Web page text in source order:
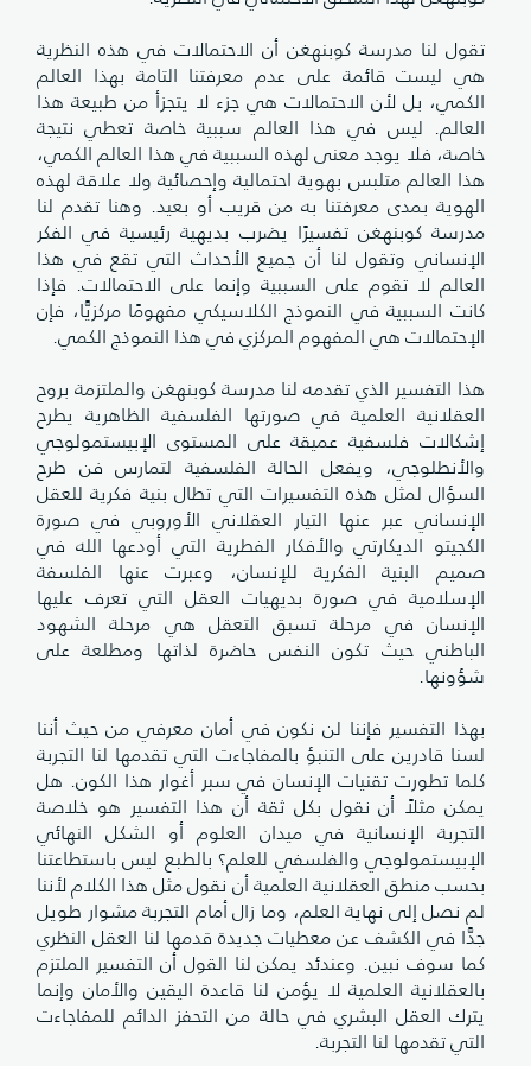
تقول لنا مدرسة كوبنهغن أن الاحتمالات في هذه النظرية
هي ليست قائمة على عدم معرفتنا التامة بهذا العالم
الكمي، بل لأن الاحتمالات هي جزء لا يتجزأ من طبيعة هذا
العالم. ليس في هذا العالم سببية خاصة تعطي نتيجة
خاصة، فلا يوجد معنى لهذه السببية في هذا العالم الكمي،
هذا العالم متلبس بهوية احتمالية وإحصائية ولا علاقة لهذه
الهوية بمدى معرفتنا به من قريب أو بعيد. وهنا تقدم لنا
مدرسة كوبنهغن تفسيرًا يضرب بديهية رئيسية في الفكر
الإنساني وتقول لنا أن جميع الأحداث التي تقع في هذا
العالم لا تقوم على السببية وإنما على الاحتمالات. فإذا
كانت السببية في النموذج الكلاسيكي مفهومًا مركزيًّا، فإن
الإحتمالات هي المفهوم المركزي في هذا النموذج الكمي.
هذا التفسير الذي تقدمه لنا مدرسة كوبنهغن والملتزمة بروح
العقلانية العلمية في صورتها الفلسفية الظاهرية يطرح
إشكالات فلسفية عميقة على المستوى الإبيستمولوجي
والأنطلوجي، ويفعل الحالة الفلسفية لتمارس فن طرح
السؤال لمثل هذه التفسيرات التي تطال بنية فكرية للعقل
الإنساني عبر عنها التيار العقلاني الأوروبي في صورة
الكجيتو الديكارتي والأفكار الفطرية التي أودعها الله في
صميم البنية الفكرية للإنسان، وعبرت عنها الفلسفة
الإسلامية في صورة بديهيات العقل التي تعرف عليها
الإنسان في مرحلة تسبق التعقل هي مرحلة الشهود
الباطني حيث تكون النفس حاضرة لذاتها ومطلعة على
شؤونها.
بهذا التفسير فإننا لن نكون في أمان معرفي من حيث أننا
لسنا قادرين على التنبؤ بالمفاجاءت التي تقدمها لنا التجربة
كلما تطورت تقنيات الإنسان في سبر أغوار هذا الكون. هل
يمكن مثلاً أن نقول بكل ثقة أن هذا التفسير هو خلاصة
التجربة الإنسانية في ميدان العلوم أو الشكل النهائي
الإبيستمولوجي والفلسفي للعلم؟ بالطبع ليس باستطاعتنا
بحسب منطق العقلانية العلمية أن نقول مثل هذا الكلام لأننا
لم نصل إلى نهاية العلم، وما زال أمام التجربة مشوار طويل
جدًّا في الكشف عن معطيات جديدة قدمها لنا العقل النظري
كما سوف نبين. وعندئد يمكن لنا القول أن التفسير الملتزم
بالعقلانية العلمية لا يؤمن لنا قاعدة اليقين والأمان وإنما
يترك العقل البشري في حالة من التحفز الدائم للمفاجاءت
التي تقدمها لنا التجربة.